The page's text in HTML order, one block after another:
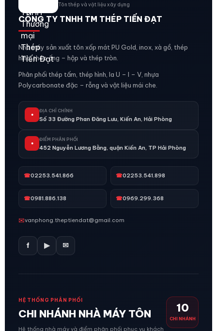
Tôn thép và vật liệu xây dựng
CÔNG TY TNHH TM THÉP TIẾN ĐẠT
Nhà máy sản xuất tôn xốp mát PU Gold, inox, xà gồ, thép
hình, thép ống – hộp và thép tròn.
Phân phối thép tấm, thép hình, la U – I – V, nhựa
Polycarbonate đặc – rỗng và vật liệu mái che.
●
ĐỊA CHỈ CHÍNH
Số 33 Đường Phan Đăng Lưu, Kiến An, Hải Phòng
●
ĐIỂM PHÂN PHỐI
452 Nguyễn Lương Bằng, quận Kiến An, TP Hải Phòng
☎02253.541.866 ☎02253.541.898
☎0981.886.138 ☎0969.299.368
✉vanphong.theptiendat@gmail.com
f ▶ ✉
HỆ THỐNG PHÂN PHỐI
CHI NHÁNH NHÀ MÁY TÔN
Hệ thống nhà máy và điểm phân phối phục vụ khách
10
CHI NHÁNH